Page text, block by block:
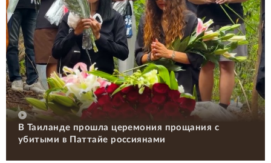
В Таиланде прошла церемония прощания с
убитыми в Паттайе россиянами